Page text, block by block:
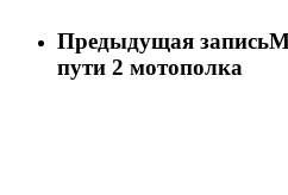
Предыдущая запись
пути 2 мотополка